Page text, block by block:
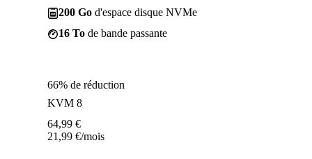
200 Go d'espace disque NVMe
16 To de bande passante
66% de réduction
KVM 8
64,99 €
21,99 €/mois